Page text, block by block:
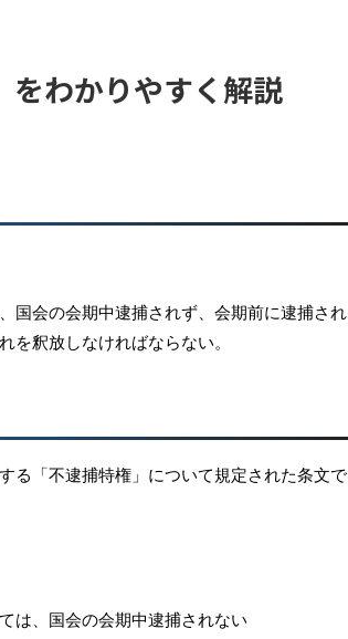
わかりやすく解説
国会の会期中逮捕されず、会期前に逮捕され
を釈放しなければならない。
る「不逮捕特権」について規定された条文で
は、国会の会期中逮捕されない